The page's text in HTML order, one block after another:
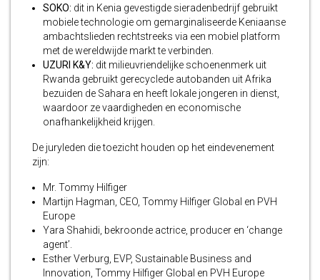
SOKO: dit in Kenia gevestigde sieradenbedrijf gebruikt
mobiele technologie om gemarginaliseerde Keniaanse
ambachtslieden rechtstreeks via een mobiel platform
met de wereldwijde markt te verbinden.
UZURI K&Y: dit milieuvriendelijke schoenenmerk uit
Rwanda gebruikt gerecyclede autobanden uit Afrika
bezuiden de Sahara en heeft lokale jongeren in dienst,
waardoor ze vaardigheden en economische
onafhankelijkheid krijgen.
De juryleden die toezicht houden op het eindevenement
zijn:
Mr. Tommy Hilfiger
Martijn Hagman, CEO, Tommy Hilfiger Global en PVH
Europe
Yara Shahidi, bekroonde actrice, producer en ‘change
agent’.
Esther Verburg, EVP, Sustainable Business and
Innovation, Tommy Hilfiger Global en PVH Europe